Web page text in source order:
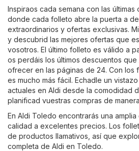
Inspiraos cada semana con las últimas
donde cada folleto abre la puerta a
extraordinarios y ofertas exclusivas.
y descubrid las mejores ofertas que
vosotros. El último folleto es válido a
os perdáis los últimos descuentos
ofrecer en las páginas de 24. Con los
es mucho más fácil. Echadle un
actuales en Aldi desde la comodidad
planificad vuestras compras de
En Aldi Toledo encontrarás una
calidad a excelentes precios. Los
de productos llamativos, así que
completa de Aldi en Toledo.